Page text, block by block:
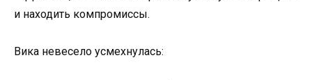
и находить компромиссы.
Вика невесело усмехнулась: